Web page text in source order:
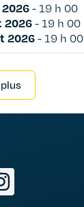
2026- 19 h 00
2026 - 19 h 00
2026- 19 h 00